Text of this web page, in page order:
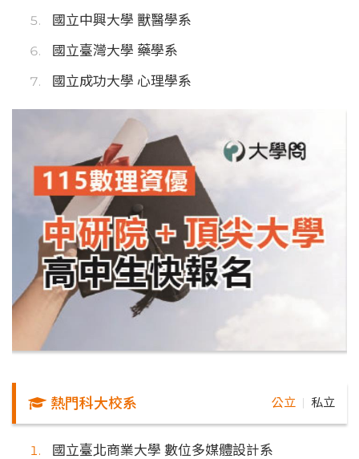
國立中興大學 獸醫學系
國立臺灣大學 藥學系
國立成功大學 心理學系
熱門科大校系 公立 ｜ 私立
國立臺北商業大學 數位多媒體設計系